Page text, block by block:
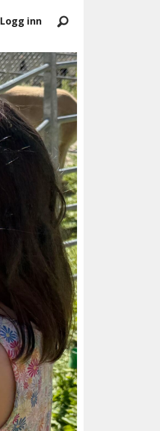
Logg inn